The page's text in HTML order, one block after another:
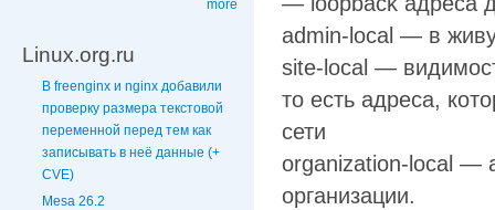
more
Linux.org.ru
В freenginx и nginx добавили
проверку размера текстовой
переменной перед тем как
записывать в неё данные (+
CVE)
Mesa 26.2
admin-local — в
site-local —
то есть адреса,
сети
organization-local —
организации.